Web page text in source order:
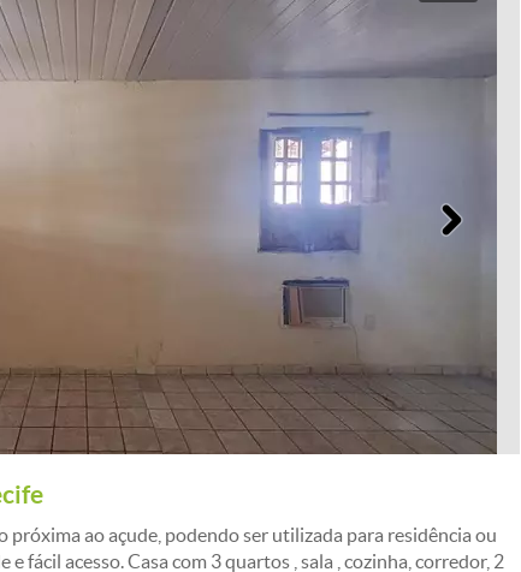
próxima ao açude, podendo ser utilizada para residência ou
fácil acesso. Casa com 3 quartos , sala , cozinha, corredor, 2